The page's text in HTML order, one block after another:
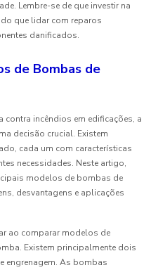
Lembre-se de que investir na
que lidar com reparos
danificados.
de Bombas de
contra incêndios em edificações, a
decisão crucial. Existem
cada um com características
necessidades. Neste artigo,
modelos de bombas de
desvantagens e aplicações
ao comparar modelos de
Existem principalmente dois
engrenagem. As bombas